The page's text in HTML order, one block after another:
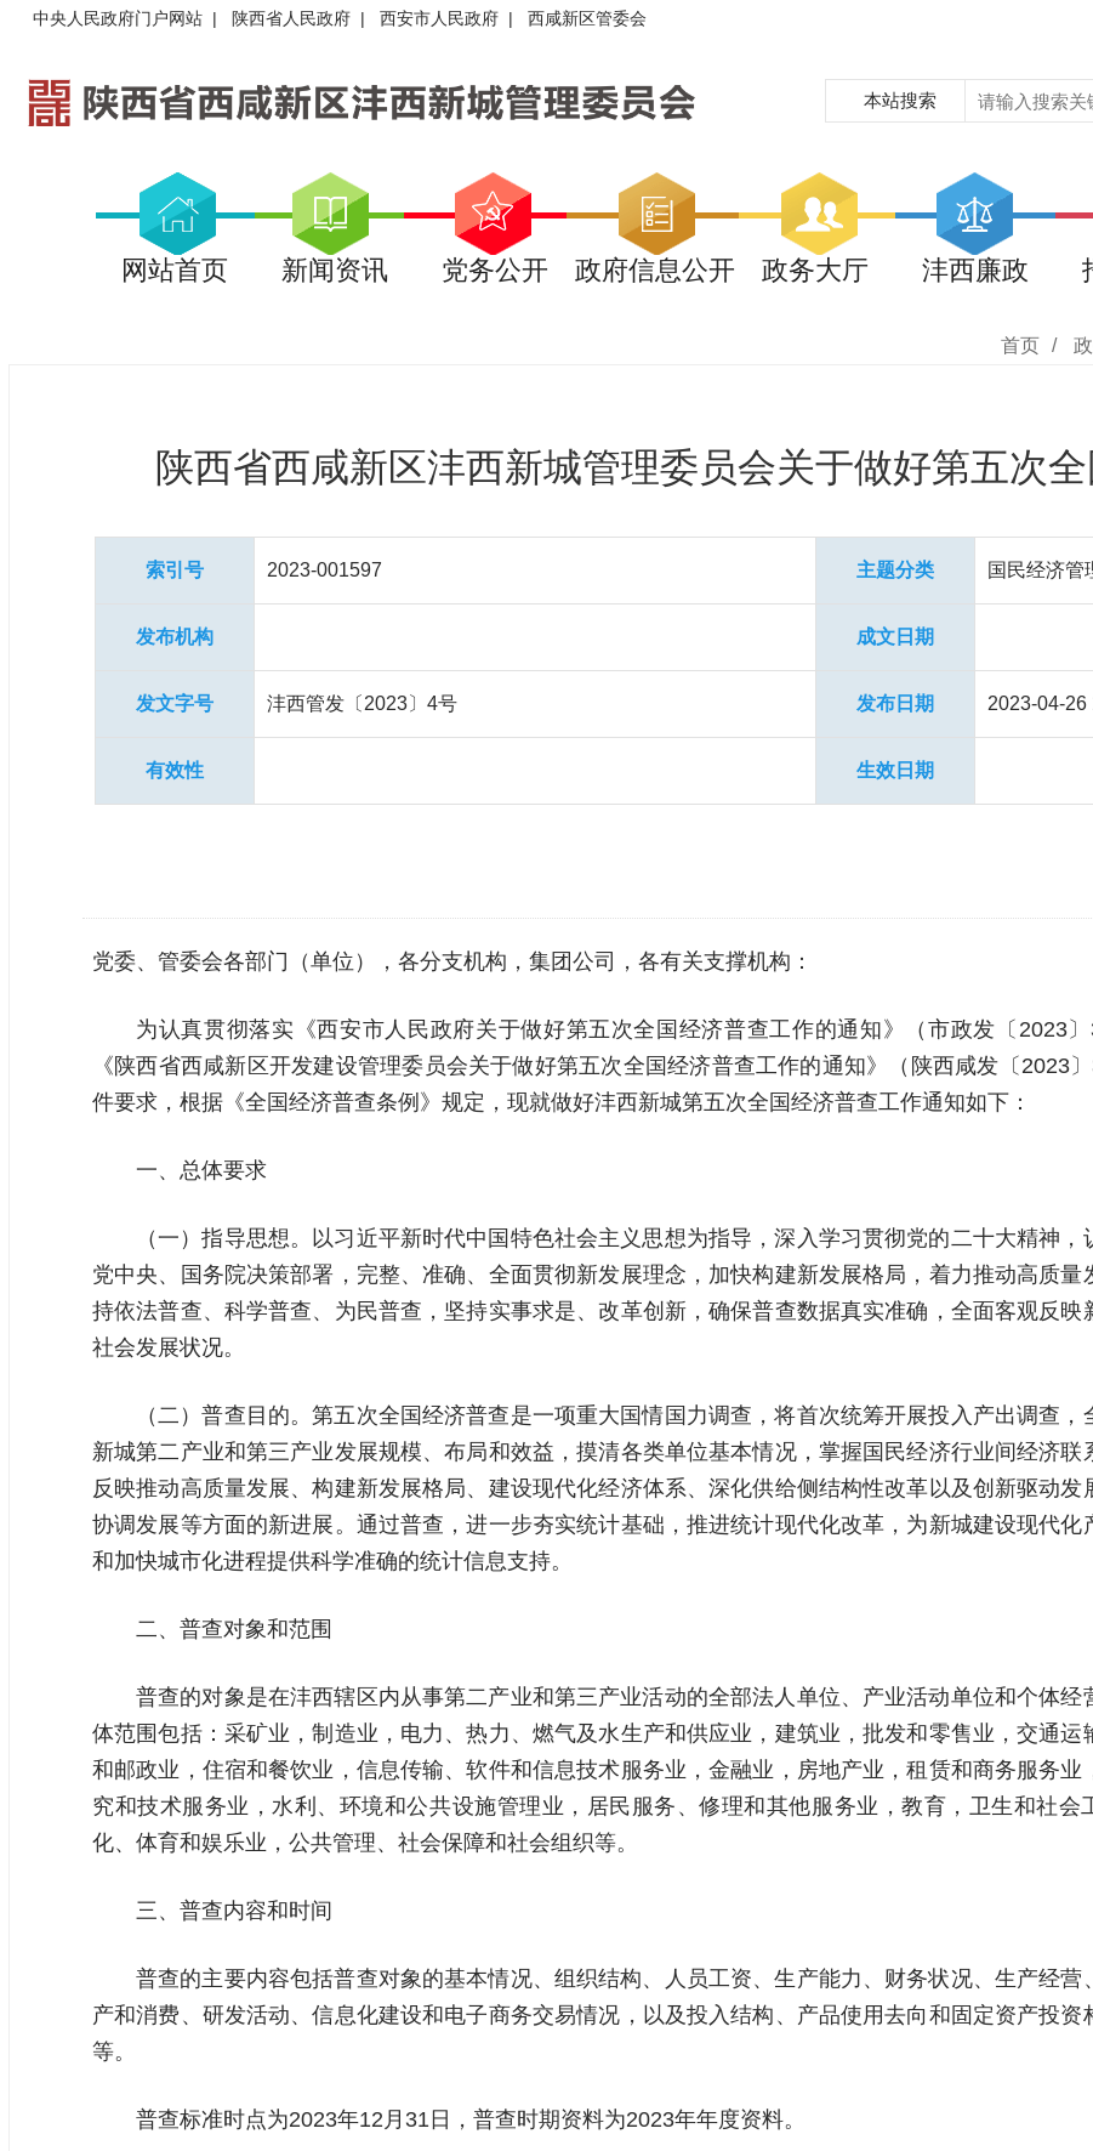
中央人民政府门户网站 | 陕西省人民政府 | 西安市人民政府 | 西咸新区管委会
本站搜索
网站首页 新闻资讯 党务公开 政府信息公开 政务大厅 沣西廉政
首页 /
陕西省西咸新区沣西新城管理委员会关于做好第五次
索引号 2023-001597 主题分类 国民经济管
发布机构 成文日期
发文字号 沣西管发〔2023〕4号 发布日期 2023-04-26
有效性 生效日期
党委、管委会各部门（单位），各分支机构，集团公司，各有关支撑机构：
为认真贯彻落实《西安市人民政府关于做好第五次全国经济普查工作的通知》（市政发〔2023
《陕西省西咸新区开发建设管理委员会关于做好第五次全国经济普查工作的通知》（陕西咸发〔2023
件要求，根据《全国经济普查条例》规定，现就做好沣西新城第五次全国经济普查工作通知如下：
一、总体要求
（一）指导思想。以习近平新时代中国特色社会主义思想为指导，深入学习贯彻党的二十大精神，
党中央、国务院决策部署，完整、准确、全面贯彻新发展理念，加快构建新发展格局，着力推动高质量
持依法普查、科学普查、为民普查，坚持实事求是、改革创新，确保普查数据真实准确，全面客观反映
社会发展状况。
（二）普查目的。第五次全国经济普查是一项重大国情国力调查，将首次统筹开展投入产出调查，
新城第二产业和第三产业发展规模、布局和效益，摸清各类单位基本情况，掌握国民经济行业间经济联
反映推动高质量发展、构建新发展格局、建设现代化经济体系、深化供给侧结构性改革以及创新驱动发
协调发展等方面的新进展。通过普查，进一步夯实统计基础，推进统计现代化改革，为新城建设现代化
和加快城市化进程提供科学准确的统计信息支持。
二、普查对象和范围
普查的对象是在沣西辖区内从事第二产业和第三产业活动的全部法人单位、产业活动单位和个体经
体范围包括：采矿业，制造业，电力、热力、燃气及水生产和供应业，建筑业，批发和零售业，交通运
和邮政业，住宿和餐饮业，信息传输、软件和信息技术服务业，金融业，房地产业，租赁和商务服务业
究和技术服务业，水利、环境和公共设施管理业，居民服务、修理和其他服务业，教育，卫生和社会
化、体育和娱乐业，公共管理、社会保障和社会组织等。
三、普查内容和时间
普查的主要内容包括普查对象的基本情况、组织结构、人员工资、生产能力、财务状况、生产经营
产和消费、研发活动、信息化建设和电子商务交易情况，以及投入结构、产品使用去向和固定资产投资
等。
普查标准时点为2023年12月31日，普查时期资料为2023年年度资料。